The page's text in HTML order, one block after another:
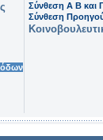
Σύνθεση Α Β και
Σύνθεση